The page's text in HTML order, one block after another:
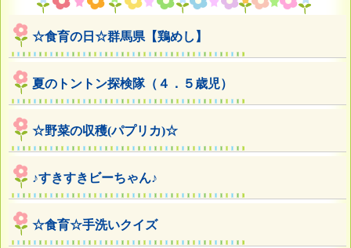
☆食育の日☆群馬県【鶏めし】
夏のトントン探検隊（４．５歳児）
☆野菜の収穫(パプリカ)☆
♪すきすきビーちゃん♪
☆食育☆手洗いクイズ